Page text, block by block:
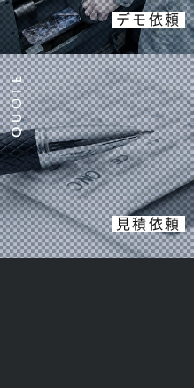
デモ依頼
見積依頼